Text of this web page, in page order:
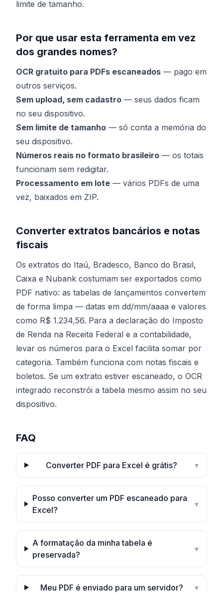
limite de tamanho.
Por que usar esta ferramenta em vez
dos grandes nomes?
OCR gratuito para PDFs escaneados — pago em
outros serviços.
Sem upload, sem cadastro — seus dados ficam
no seu dispositivo.
Sem limite de tamanho — só conta a memória do
seu dispositivo.
Números reais no formato brasileiro — os totais
funcionam sem redigitar.
Processamento em lote — vários PDFs de uma
vez, baixados em ZIP.
Converter extratos bancários e notas
fiscais
Os extratos do Itaú, Bradesco, Banco do Brasil,
Caixa e Nubank costumam ser exportados como
PDF nativo: as tabelas de lançamentos convertem
de forma limpa — datas em dd/mm/aaaa e valores
como R$ 1.234,56. Para a declaração do Imposto
de Renda na Receita Federal e a contabilidade,
levar os números para o Excel facilita somar por
categoria. Também funciona com notas fiscais e
boletos. Se um extrato estiver escaneado, o OCR
integrado reconstrói a tabela mesmo assim no seu
dispositivo.
FAQ
Converter PDF para Excel é grátis? ▾
Posso converter um PDF escaneado para
Excel?
▾
A formatação da minha tabela é
preservada?
▾
Meu PDF é enviado para um servidor? ▾